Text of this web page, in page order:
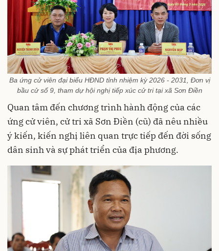
Ba ứng cử viên đại biểu HĐND tỉnh nhiệm kỳ 2026 - 2031, Đơn vị
bầu cử số 9, tham dự hội nghị tiếp xúc cử tri tại xã Sơn Điền
Quan tâm đến chương trình hành động của các
ứng cử viên, cử tri xã Sơn Điền (cũ) đã nêu nhiều
ý kiến, kiến nghị liên quan trực tiếp đến đời sống
dân sinh và sự phát triển của địa phương.